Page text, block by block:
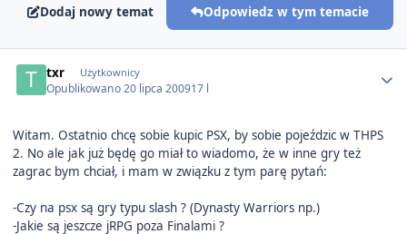
Dodaj nowy temat Odpowiedz w tym temacie
txr Użytkownicy
Opublikowano20 lipca 200917 l
Witam. Ostatnio chcę sobie kupic PSX, by sobie pojeździc w THPS
2. No ale jak już będę go miał to wiadomo, że w inne gry też
zagrac bym chciał, i mam w związku z tym parę pytań:
-Czy na psx są gry typu slash ? (Dynasty Warriors np.)
-Jakie są jeszcze jRPG poza Finalami ?